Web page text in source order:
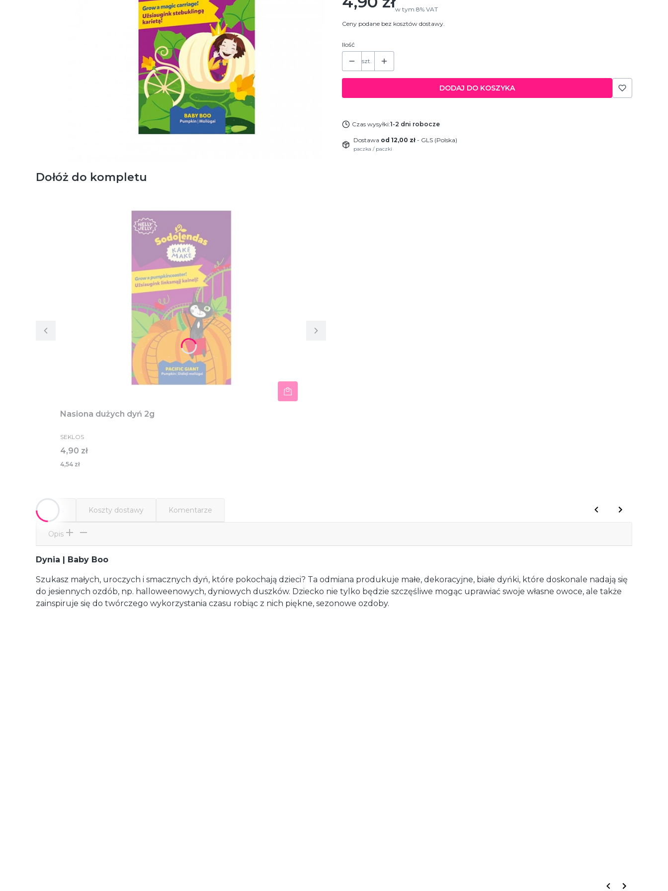
w tym 8% VAT
Ceny podane bez kosztów dostawy.
Ilość
szt.
DODAJ DO KOSZYKA
Czas wysyłki:1-2 dni robocze
Dostawa od 12,00 zł - GLS (Polska)
paczka / paczki
Dołóż do kompletu
Nasiona dużych dyń 2g
SEKLOS
Cena
4,90 zł
4,54 zł
Opis Koszty dostawy Komentarze
Opis
Dynia | Baby Boo
Szukasz małych, uroczych i smacznych dyń, które pokochają dzieci? Ta odmiana produkuje małe, dekoracyjne, białe dyńki, które doskonale nadają się
do jesiennych ozdób, np. halloweenowych, dyniowych duszków. Dziecko nie tylko będzie szczęśliwe mogąc uprawiać swoje własne owoce, ale także
zainspiruje się do twórczego wykorzystania czasu robiąc z nich piękne, sezonowe ozdoby.